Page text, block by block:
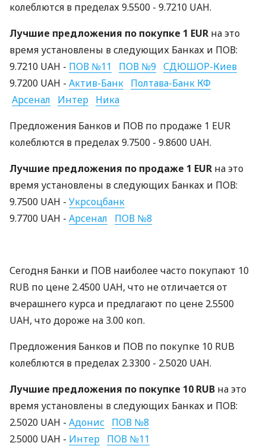
колеблются в пределах 9.5500 - 9.7210 UAH.
Лучшие предложения по покупке 1 EUR на это
время установлены в следующих Банках и ПОВ:
9.7210 UAH - ПОВ №11 ПОВ №9 СДЮШОР-Киев
9.7200 UAH - Актив-Банк Полтава-Банк КФ
Арсенал
Интер Ника
Предложения Банков и ПОВ по продаже 1 EUR
колеблются в пределах 9.7500 - 9.8600 UAH.
Лучшие предложения по продаже 1 EUR на это
время установлены в следующих Банках и ПОВ:
9.7500 UAH - Укрсоцбанк
9.7700 UAH - Арсенал ПОВ №8
Сегодня Банки и ПОВ наиболее часто покупают 10
RUB по цене 2.4500 UAH, что не отличается от
вчерашнего курса и предлагают по цене 2.5500
UAH, что дороже на 3.00 коп.
Предложения Банков и ПОВ по покупке 10 RUB
колеблются в пределах 2.3300 - 2.5020 UAH.
Лучшие предложения по покупке 10 RUB на это
время установлены в следующих Банках и ПОВ:
2.5020 UAH - Адонис ПОВ №8
2.5000 UAH - Интер ПОВ №11